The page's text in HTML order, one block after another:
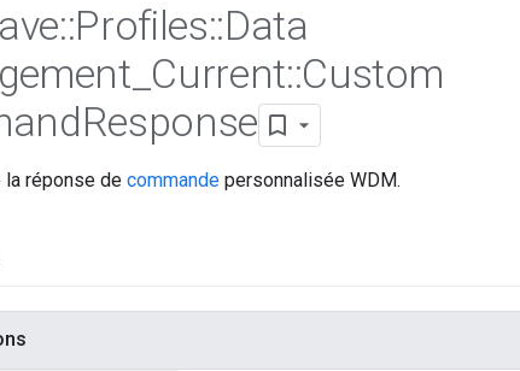
::Profiles::Data
Current::Custom
Response
la réponse de commande personnalisée WDM.